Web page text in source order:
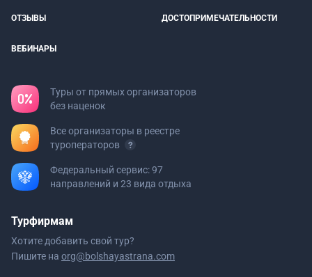
ОТЗЫВЫ ДОСТОПРИМЕЧАТЕЛЬНОСТИ
ВЕБИНАРЫ
Туры от прямых организаторов
без наценок
Все организаторы в реестре
туроператоров
Федеральный сервис: 97
направлений и 23 вида отдыха
Турфирмам
Хотите добавить свой тур?
Пишите на org@bolshayastrana.com